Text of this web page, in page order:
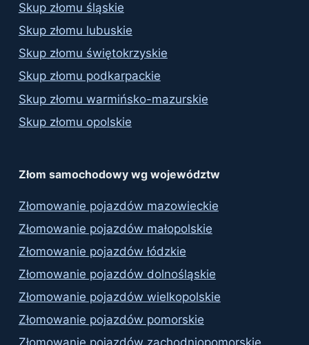
Skup złomu śląskie
Skup złomu lubuskie
Skup złomu świętokrzyskie
Skup złomu podkarpackie
Skup złomu warmińsko-mazurskie
Skup złomu opolskie
Złom samochodowy wg województw
Złomowanie pojazdów mazowieckie
Złomowanie pojazdów małopolskie
Złomowanie pojazdów łódzkie
Złomowanie pojazdów dolnośląskie
Złomowanie pojazdów wielkopolskie
Złomowanie pojazdów pomorskie